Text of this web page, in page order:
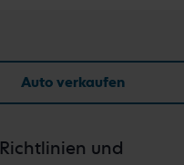
Auto verkaufen
Richtlinien und